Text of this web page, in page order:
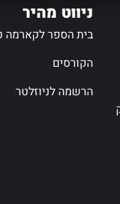
ניווט מהיר
בית הספר לקארמה
הקורסים
הרשמה לניוזלטר